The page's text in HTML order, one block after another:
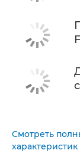
Смотреть
характеристик